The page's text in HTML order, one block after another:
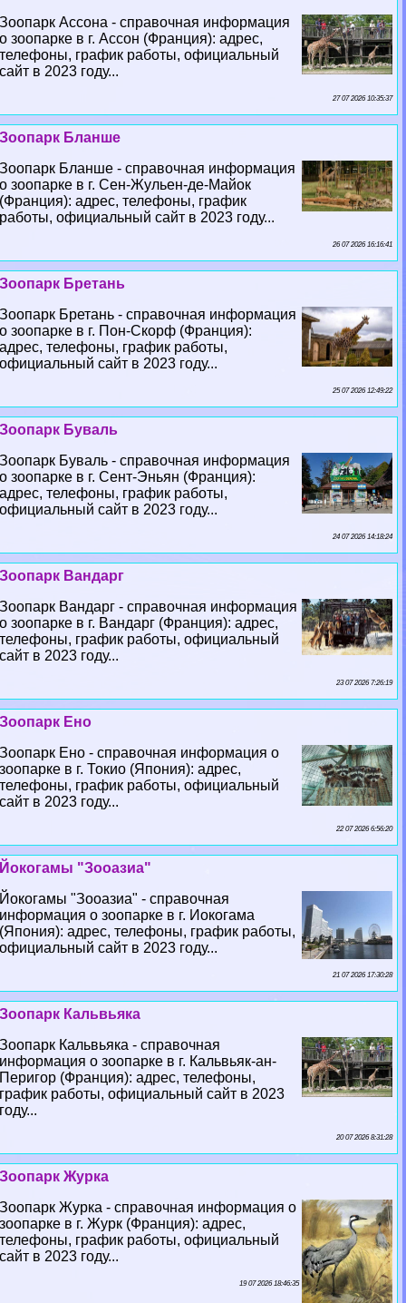
Зоопарк Ассона - справочная информация
о зоопарке в г. Ассон (Франция): адрес,
телефоны, график работы, официальный
сайт в 2023 году...
27 07 2026 10:35:37
Зоопарк Бланше
Зоопарк Бланше - справочная информация
о зоопарке в г. Сен-Жульен-де-Майок
(Франция): адрес, телефоны, график
работы, официальный сайт в 2023 году...
26 07 2026 16:16:41
Зоопарк Бретань
Зоопарк Бретань - справочная информация
о зоопарке в г. Пон-Скорф (Франция):
адрес, телефоны, график работы,
официальный сайт в 2023 году...
25 07 2026 12:49:22
Зоопарк Буваль
Зоопарк Буваль - справочная информация
о зоопарке в г. Сент-Эньян (Франция):
адрес, телефоны, график работы,
официальный сайт в 2023 году...
24 07 2026 14:18:24
Зоопарк Вандарг
Зоопарк Вандарг - справочная информация
о зоопарке в г. Вандарг (Франция): адрес,
телефоны, график работы, официальный
сайт в 2023 году...
23 07 2026 7:26:19
Зоопарк Ено
Зоопарк Ено - справочная информация о
зоопарке в г. Токио (Япония): адрес,
телефоны, график работы, официальный
сайт в 2023 году...
22 07 2026 6:56:20
Йокогамы "Зооазиа"
Йокогамы "Зооазиа" - справочная
информация о зоопарке в г. Иокогама
(Япония): адрес, телефоны, график работы,
официальный сайт в 2023 году...
21 07 2026 17:30:28
Зоопарк Кальвьяка
Зоопарк Кальвьяка - справочная
информация о зоопарке в г. Кальвьяк-ан-
Перигор (Франция): адрес, телефоны,
график работы, официальный сайт в 2023
году...
20 07 2026 8:31:28
Зоопарк Журка
Зоопарк Журка - справочная информация о
зоопарке в г. Журк (Франция): адрес,
телефоны, график работы, официальный
сайт в 2023 году...
19 07 2026 18:46:35